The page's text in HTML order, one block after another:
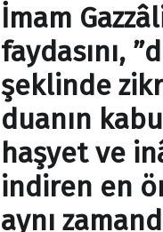
İmam
faydasını,
şeklinde
duanın
haşyet ve
indiren en
aynı